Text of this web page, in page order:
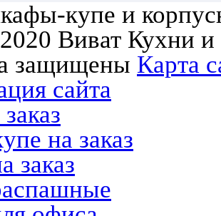
купе и
Виват Кухни
защищены Карта
сайта
на заказ
заказ